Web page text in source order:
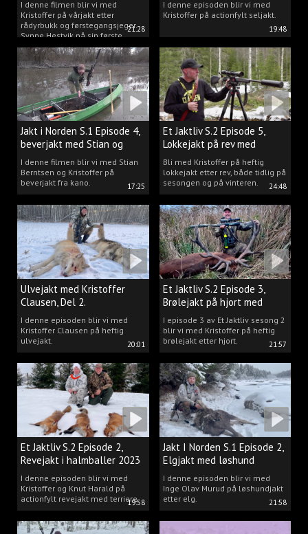
21:28
I denne filmen blir vi med
Kristoffer på vårjakt etter
rådyrbukk og førstegangsjeger
Synne Hestvik på sin første
beverjakt.
19:48
I denne episoden blir vi med
Kristoffer på actionfylt seljakt.
17:25
Jakt i Norden S.1 Episode 4,
beverjakt med Stian og
Kristoffer
I denne filmen blir vi med Stian
Berntsen og Kristoffer på
beverjakt fra kano.
24:48
Et Jaktliv S.2 Episode 5,
Lokkejakt på rev med
Kristoffer Clausen
Bli med Kristoffer på heftig
lokkejakt etter rev, både tidlig på
sesongen og på vinteren.
20:01
Ulvejakt med Kristoffer
Clausen, Del 2.
I denne episoden blir vi med
Kristoffer Clausen på heftig
ulvejakt.
21:57
Et Jaktliv S.2 Episode 3,
Brølejakt på hjort med
Kristoffer Clausen
I episode 3 av Et Jaktliv sesong 2
blir vi med Kristoffer på heftig
brølejakt etter hjort.
19:58
Et Jaktliv S.2 Episode 2,
Revejakt i halmballer 2023
I denne episoden blir vi med
Kristoffer og Knut Harald på
actionfylt revejakt med terriere.
21:58
Jakt I Norden S.1 Episode 2,
Elgjakt med løshund
I denne episoden blir vi med
Inge Olav Murud på løshundjakt
etter elg.